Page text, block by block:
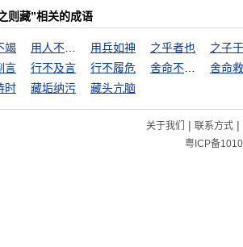
则藏”相关的成语
竭 用兵如神 之乎者也
之子
言 行不及言 行不履危
舍命
时 藏垢纳污 藏头亢脑
关于我们 | 联系方式|
粤ICP备